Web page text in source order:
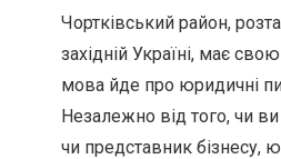
Чортківський район,
західній Україні, має
мова йде про юридичні
Незалежно від того, чи
чи представник бізнесу,